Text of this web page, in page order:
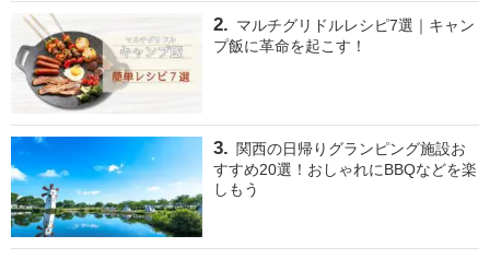
マルチグリドルレシピ7選｜キャン
プ飯に革命を起こす！
関西の日帰りグランピング施設お
すすめ20選！おしゃれにBBQなどを楽
しもう